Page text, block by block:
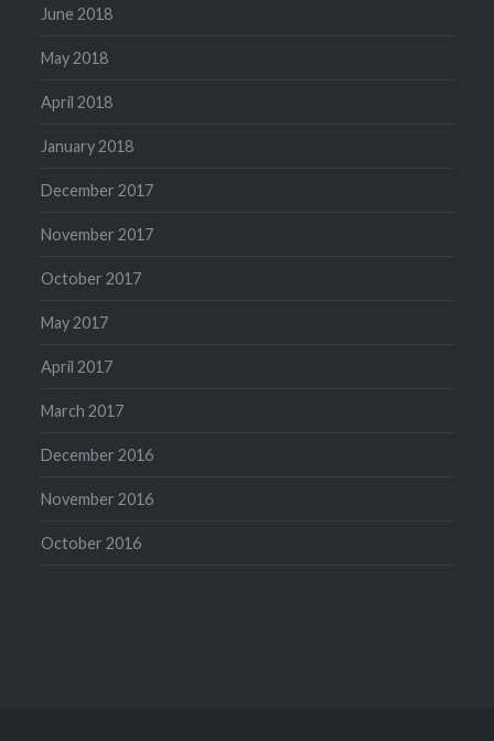
June 2018
May 2018
April 2018
January 2018
December 2017
November 2017
October 2017
May 2017
April 2017
March 2017
December 2016
November 2016
October 2016